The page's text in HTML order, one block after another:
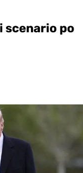
scenario po